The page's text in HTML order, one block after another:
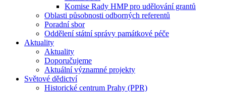
Komise Rady HMP pro udělování grantů
Oblasti působnosti odborných referentů
Poradní sbor
Oddělení státní správy památkové péče
Aktuality
Aktuality
Doporučujeme
Aktuální významné projekty
Světové dědictví
Historické centrum Prahy (PPR)